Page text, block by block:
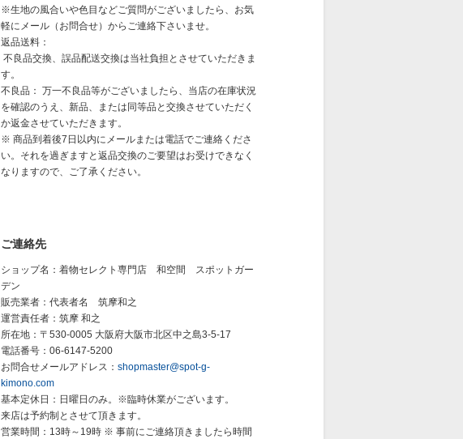
※生地の風合いや色目などご質問がございましたら、お気
軽にメール（お問合せ）からご連絡下さいませ。
返品送料：
不良品交換、誤品配送交換は当社負担とさせていただきま
す。
不良品： 万一不良品等がございましたら、当店の在庫状況
を確認のうえ、新品、または同等品と交換させていただく
か返金させていただきます。
※ 商品到着後7日以内にメールまたは電話でご連絡くださ
い。それを過ぎますと返品交換のご要望はお受けできなく
なりますので、ご了承ください。
ご連絡先
ショップ名：着物セレクト専門店 和空間 スポットガー
デン
販売業者：代表者名 筑摩和之
運営責任者：筑摩 和之
所在地：〒530-0005 大阪府大阪市北区中之島3-5-17
電話番号： 06-6147-5200
お問合せメールアドレス： shopmaster@spot-g-
kimono.com
基本定休日：日曜日のみ。※臨時休業がございます。
来店は予約制とさせて頂きます。
営業時間：13時～19時 ※ 事前にご連絡頂きましたら時間